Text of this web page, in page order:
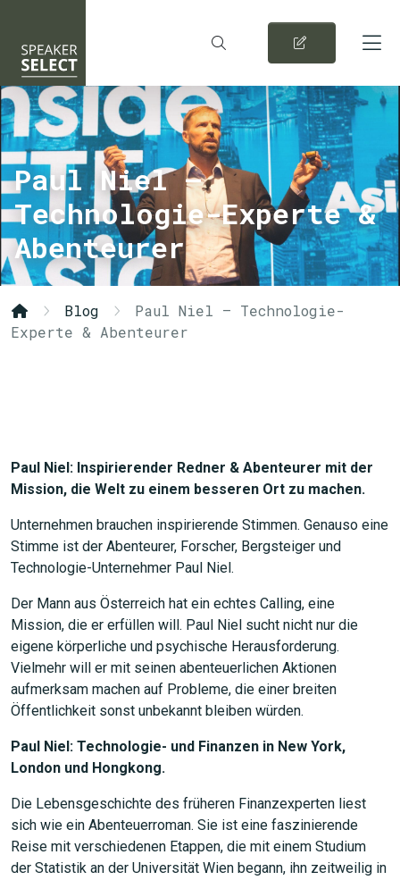
Paul Niel –
Technologie-Experte &
Abenteurer
Blog
Paul Niel – Technologie-
Experte & Abenteurer
Paul Niel: Inspirierender Redner & Abenteurer mit der
Mission, die Welt zu einem besseren Ort zu machen.
Unternehmen brauchen inspirierende Stimmen. Genauso eine
Stimme ist der Abenteurer, Forscher, Bergsteiger und
Technologie-Unternehmer Paul Niel.
Der Mann aus Österreich hat ein echtes Calling, eine
Mission, die er erfüllen will. Paul Niel sucht nicht nur die
eigene körperliche und psychische Herausforderung.
Vielmehr will er mit seinen abenteuerlichen Aktionen
aufmerksam machen auf Probleme, die einer breiten
Öffentlichkeit sonst unbekannt bleiben würden.
Paul Niel: Technologie- und Finanzen in New York,
London und Hongkong.
Die Lebensgeschichte des früheren Finanzexperten liest
sich wie ein Abenteuerroman. Sie ist eine faszinierende
Reise mit verschiedenen Etappen, die mit einem Studium
der Statistik an der Universität Wien begann, ihn zeitweilig in